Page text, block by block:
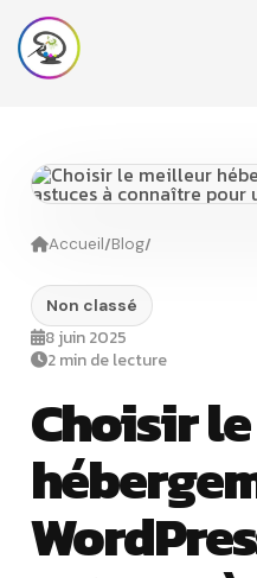
Accueil/Blog/
Non classé
8 juin 2025
2 min de lecture
Choisir